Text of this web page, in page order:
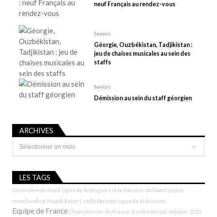
neuf Français au rendez-vous
Seniors
Géorgie, Ouzbékistan, Tadjikistan :
jeu de chaises musicales au sein des
staffs
Seniors
Démission au sein du staff géorgien
ARCHIVES
Archives
LES TAGS
L'interview du lundi Ligue de Bretagne Lucie Décosse William Cysique
crowdfunding Magali Baton Crédit Agricole Ligue de la Réunion
Equipe de France Championnats de France 1re division par équipes 2020